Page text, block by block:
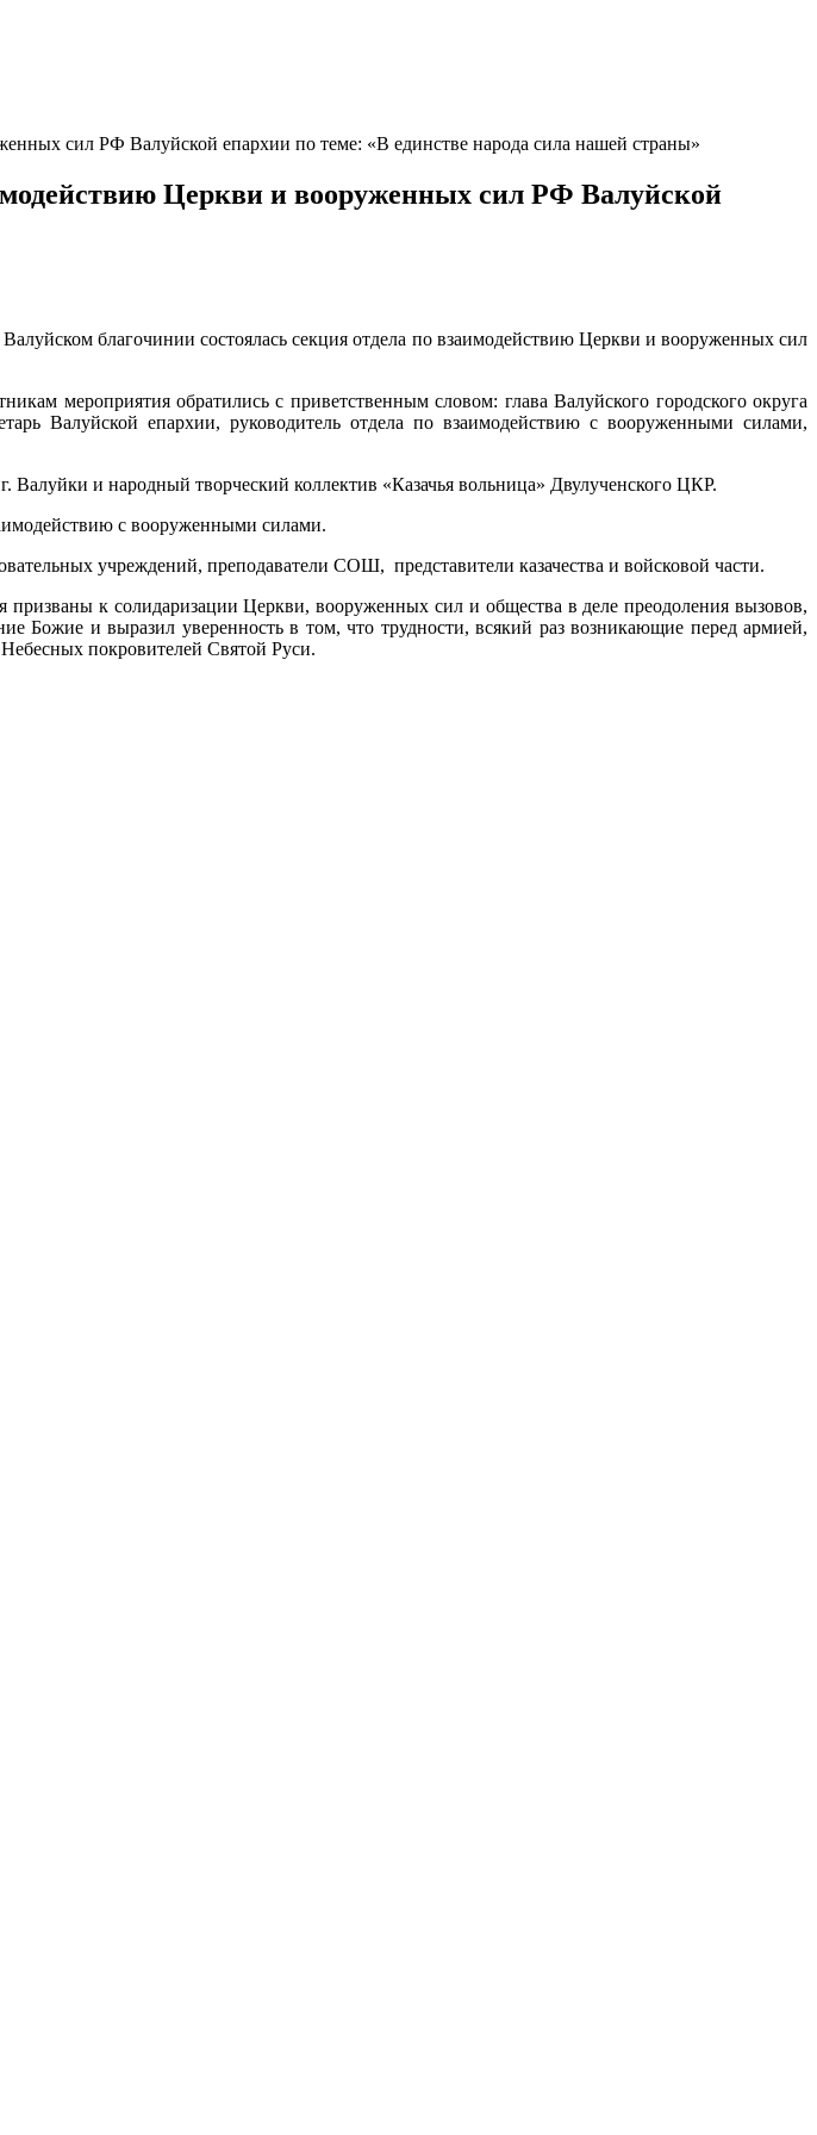
сил РФ Валуйской епархии по теме: «В единстве народа сила нашей страны»
Церкви и вооруженных сил РФ Валуйской
благочинии состоялась секция отдела по взаимодействию Церкви и вооруженных сил
мероприятия обратились с приветственным словом: глава Валуйского городского округа
Валуйской епархии, руководитель отдела по взаимодействию с вооруженными силами,
Валуйки и народный творческий коллектив «Казачья вольница» Двулученского ЦКР.
с вооруженными силами.
учреждений, преподаватели СОШ, представители казачества и войсковой части.
к солидаризации Церкви, вооруженных сил и общества в деле преодоления вызовов,
Божие и выразил уверенность в том, что трудности, всякий раз возникающие перед армией,
покровителей Святой Руси.